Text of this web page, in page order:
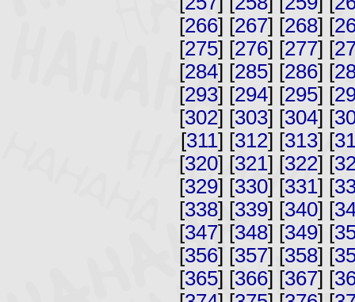
[266] [267] [268] [
[275] [276] [277] [
[284] [285] [286] [
[293] [294] [295] [
[302] [303] [304] [
[311] [312] [313] [
[320] [321] [322] [
[329] [330] [331] [
[338] [339] [340] [
[347] [348] [349] [
[356] [357] [358] [
[365] [366] [367] [